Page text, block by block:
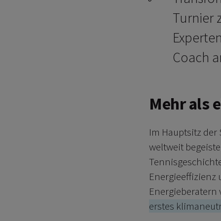
Turnier
Coach
Mehr als
Im Hauptsitz der
weltweit
Energieeffizienz
Energieberatern
erstes